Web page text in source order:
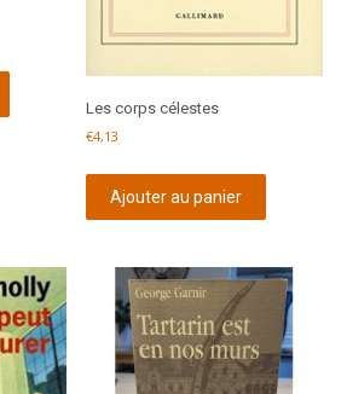
Les corps célestes
€4,13
Ajouter au panier